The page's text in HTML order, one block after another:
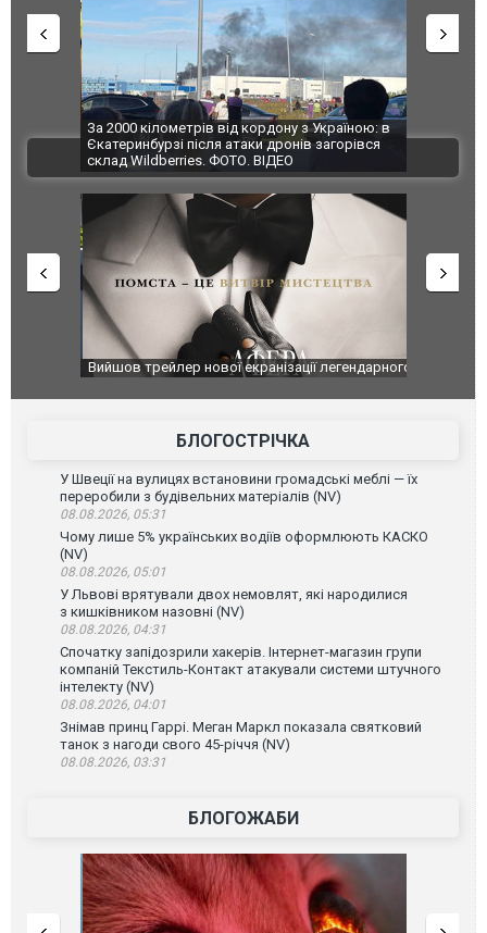
За 2000 кілометрів від кордону з Україною: в
Єкатеринбурзі після атаки дронів загорівся
склад Wildberries. ФОТО. ВІДЕО
"Мої
ВІДЕО
Вийшов трейлер нової екранізації легендарного
фільму "Афера Томаса Крауна"
БЛОГОСТРІЧКА
У Швеції на вулицях встановини громадські меблі — їх
переробили з будівельних матеріалів (NV)
08.08.2026, 05:31
Чому лише 5% українських водіїв оформлюють КАСКО
(NV)
08.08.2026, 05:01
У Львові врятували двох немовлят, які народилися
з кишківником назовні (NV)
08.08.2026, 04:31
Спочатку запідозрили хакерів. Інтернет-магазин групи
компаній Текстиль-Контакт атакували системи штучного
інтелекту (NV)
08.08.2026, 04:01
Знімав принц Гаррі. Меган Маркл показала святковий
танок з нагоди свого 45-річчя (NV)
08.08.2026, 03:31
БЛОГОЖАБИ